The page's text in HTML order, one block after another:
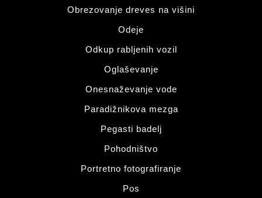
Obrezovanje dreves na višini
Odeje
Odkup rabljenih vozil
Oglaševanje
Onesnaževanje vode
Paradižnikova mezga
Pegasti badelj
Pohodništvo
Portretno fotografiranje
Pos